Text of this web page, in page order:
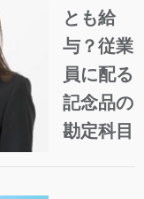
とも給
与？従業
員に配る
記念品の
勘定科目